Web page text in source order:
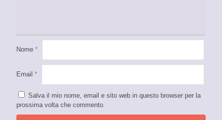
Nome *
Email *
Salva il mio nome, email e sito web in questo browser per la
prossima volta che commento.